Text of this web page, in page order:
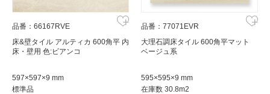
品番：66167RVE
床&壁タイル アルティカ 600角平 内
床・壁用 色:ビアンコ
597×597×9 mm
標準品
品番：77071EVR
大理石調床タイル 600角平マット
ベージュ系
595×595×9 mm
在庫数 30.8m2